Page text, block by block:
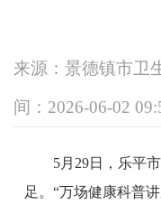
来源：景德镇市卫
间：2026-06-02
5月29日，乐平
足。“万场健康科普